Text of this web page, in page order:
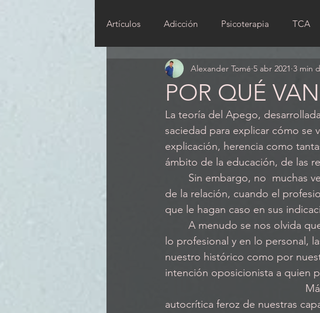
Artículos Adicción Psicoterapia TCA
POR QUÉ
Alexander Tomé 5 abr 2021 3 min
La teoría del Apego,
saciedad para explicar cómo se
explicación, herencia como
ámbito de la educación, de las
de la relación, cuando el
que le hagan caso en sus
lo profesional y en lo personal,
nuestro histórico como por
intención oposicionista a quien
autocrítica feroz de nuestras